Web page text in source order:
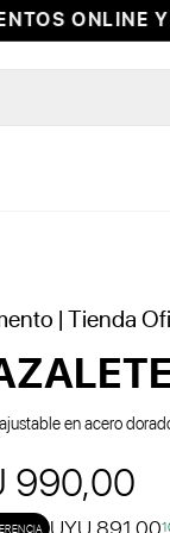
ONLINE Y
| Tienda
en acero
990,00
UYU 891,00